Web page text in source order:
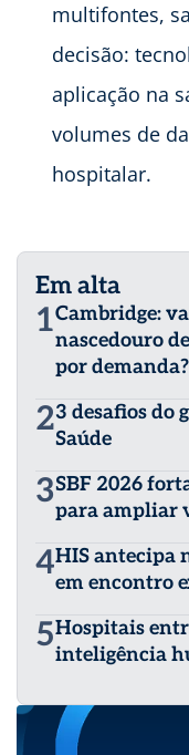
multifontes,
decisão:
aplicação na
volumes de
hospitalar.
Em alta
1Cambridge:
nascedouro
por demanda?
23 desafios do
Saúde
3SBF 2026
para ampliar
4HIS antecipa
em encontro
5Hospitais
inteligência